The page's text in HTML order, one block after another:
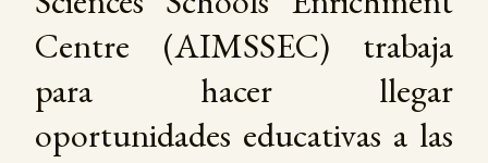
Centre (AIMSSEC) trabaja
para hacer llegar
oportunidades educativas a las